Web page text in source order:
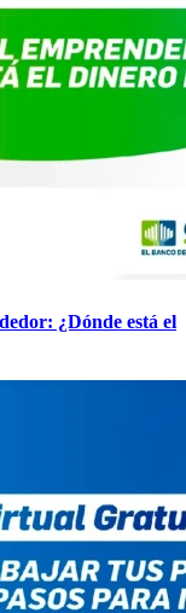
¿Dónde está el